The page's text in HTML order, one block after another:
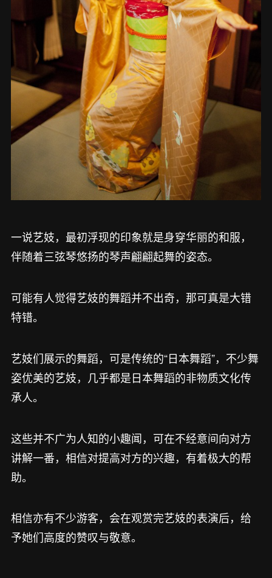
一说艺妓，最初浮现的印象就是身穿华丽的和服，
伴随着三弦琴悠扬的琴声翩翩起舞的姿态。
可能有人觉得艺妓的舞蹈并不出奇，那可真是大错
特错。
艺妓们展示的舞蹈，可是传统的“日本舞蹈”，不少舞
姿优美的艺妓，几乎都是日本舞蹈的非物质文化传
承人。
这些并不广为人知的小趣闻，可在不经意间向对方
讲解一番，相信对提高对方的兴趣，有着极大的帮
助。
相信亦有不少游客，会在观赏完艺妓的表演后，给
予她们高度的赞叹与敬意。